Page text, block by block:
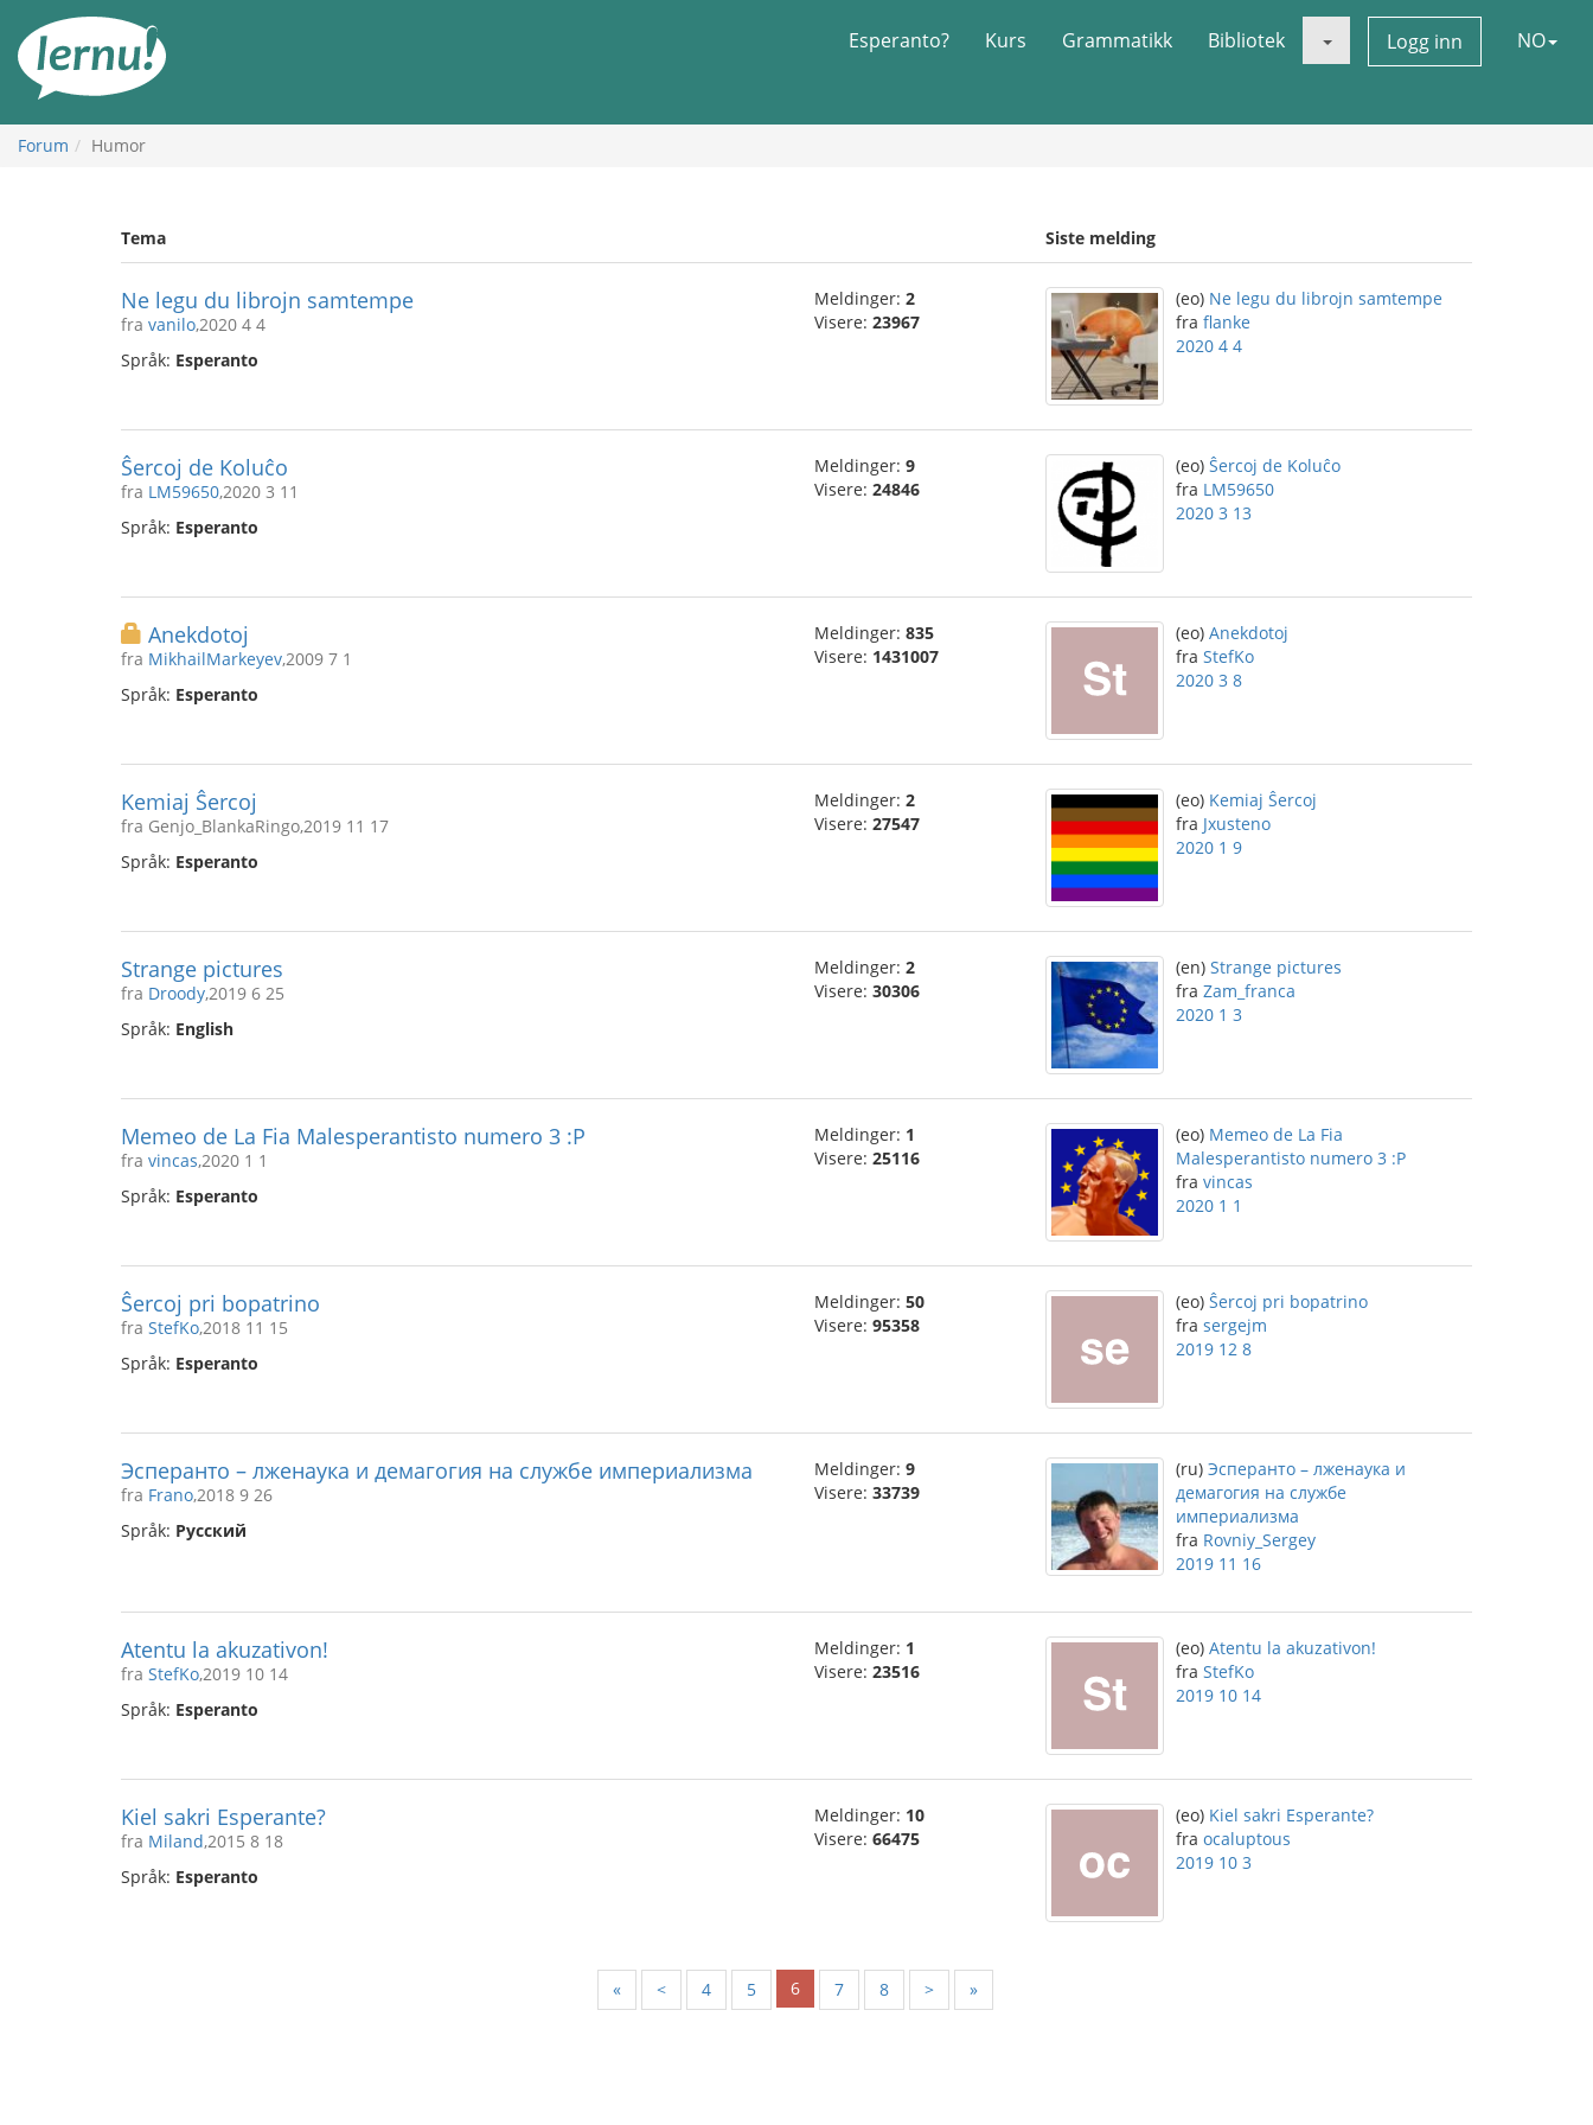
innholdet
Esperanto? Kurs Grammatikk Bibliotek Logg inn NO
Forum Humor
Tema Siste melding
Ne legu du librojn samtempe
fra vanilo,2020 4 4
Språk: Esperanto
Meldinger: 2
Visere: 23967
(eo) Ne legu du librojn samtempe
fra flanke
2020 4 4
Ŝercoj de Koluĉo
fra LM59650,2020 3 11
Språk: Esperanto
Meldinger: 9
Visere: 24846
(eo) Ŝercoj de Koluĉo
fra LM59650
2020 3 13
Anekdotoj
fra MikhailMarkeyev,2009 7 1
Språk: Esperanto
Meldinger: 835
Visere: 1431007
(eo) Anekdotoj
fra StefKo
2020 3 8
Kemiaj Ŝercoj
fra Genjo_BlankaRingo,2019 11 17
Språk: Esperanto
Meldinger: 2
Visere: 27547
(eo) Kemiaj Ŝercoj
fra Jxusteno
2020 1 9
Strange pictures
fra Droody,2019 6 25
Språk: English
Meldinger: 2
Visere: 30306
(en) Strange pictures
fra Zam_franca
2020 1 3
Memeo de La Fia Malesperantisto numero 3 :P
fra vincas,2020 1 1
Språk: Esperanto
Meldinger: 1
Visere: 25116
(eo) Memeo de La Fia
Malesperantisto numero 3 :P
fra vincas
2020 1 1
Ŝercoj pri bopatrino
fra StefKo,2018 11 15
Språk: Esperanto
Meldinger: 50
Visere: 95358
(eo) Ŝercoj pri bopatrino
fra sergejm
2019 12 8
Эсперанто – лженаука и демагогия на службе империализма
fra Frano,2018 9 26
Språk: Русский
Meldinger: 9
Visere: 33739
(ru) Эсперанто – лженаука и
демагогия на службе
империализма
fra Rovniy_Sergey
2019 11 16
Atentu la akuzativon!
fra StefKo,2019 10 14
Språk: Esperanto
Meldinger: 1
Visere: 23516
(eo) Atentu la akuzativon!
fra StefKo
2019 10 14
Kiel sakri Esperante?
fra Miland,2015 8 18
Språk: Esperanto
Meldinger: 10
Visere: 66475
(eo) Kiel sakri Esperante?
fra ocaluptous
2019 10 3
« < 4 5 6 7 8 > »